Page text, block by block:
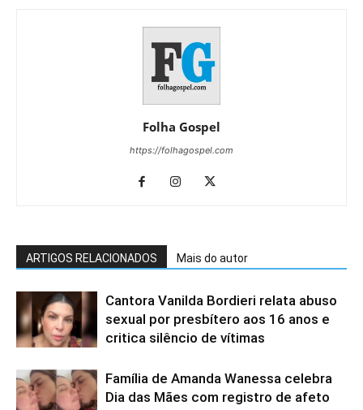
Folha Gospel
https://folhagospel.com
ARTIGOS RELACIONADOS Mais do autor
Cantora Vanilda Bordieri relata abuso
sexual por presbítero aos 16 anos e
critica silêncio de vítimas
Família de Amanda Wanessa celebra
Dia das Mães com registro de afeto